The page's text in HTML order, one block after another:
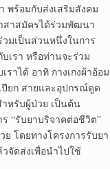
พร้อมกับส่งเสริมสังคม
สาสมัครได้ร่วมพัฒนา
มเป็นส่วนหนึ่งในการ
เรา หรือท่านจะร่วม
ราได้ อาทิ กางเกงผ้าอ้อม
ยก สายและอุปกรณ์ดูด
หรับผู้ป่วย เป็นต้น
“รับยาบริจาคต่อชีวิต”
โดยทางโครงการรับยา
จัดส่งเพื่อนำไปใช้